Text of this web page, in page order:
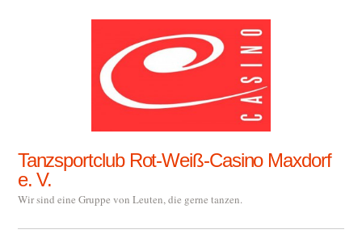
Tanzsportclub Rot-Weiß-Casino Maxdorf
e. V.
Wir sind eine Gruppe von Leuten, die gerne tanzen.